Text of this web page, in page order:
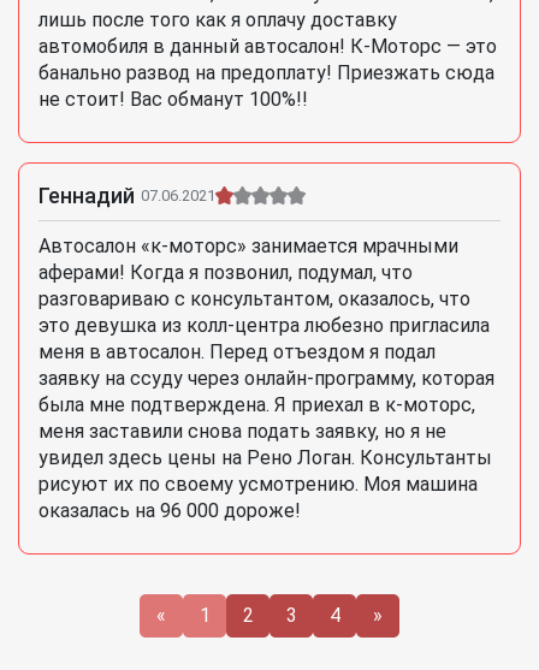
лишь после того как я оплачу доставку
автомобиля в данный автосалон! К-Моторс — это
банально развод на предоплату! Приезжать сюда
не стоит! Вас обманут 100%!!
Геннадий 07.06.2021
Автосалон «к-моторс» занимается мрачными
аферами! Когда я позвонил, подумал, что
разговариваю с консультантом, оказалось, что
это девушка из колл-центра любезно пригласила
меня в автосалон. Перед отъездом я подал
заявку на ссуду через онлайн-программу, которая
была мне подтверждена. Я приехал в к-моторс,
меня заставили снова подать заявку, но я не
увидел здесь цены на Рено Логан. Консультанты
рисуют их по своему усмотрению. Моя машина
оказалась на 96 000 дороже!
« 1 2 3 4 »